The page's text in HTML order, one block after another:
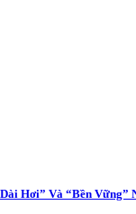
Hơi” Và “Bền Vững”